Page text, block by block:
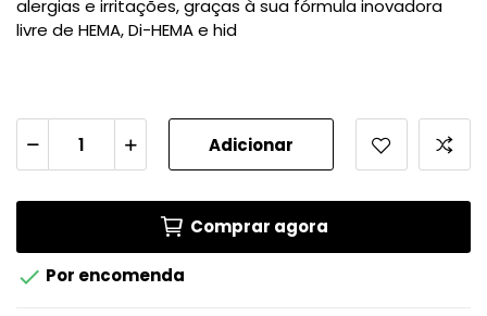
alergias e irritações, graças à sua fórmula inovadora
livre de HEMA, Di-HEMA e hid
Adicionar
Comprar agora
 Por encomenda